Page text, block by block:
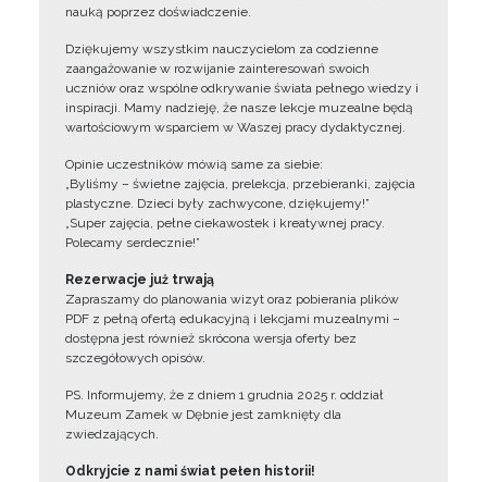
nauką poprzez doświadczenie.
Dziękujemy wszystkim nauczycielom za codzienne
zaangażowanie w rozwijanie zainteresowań swoich
uczniów oraz wspólne odkrywanie świata pełnego wiedzy i
inspiracji. Mamy nadzieję, że nasze lekcje muzealne będą
wartościowym wsparciem w Waszej pracy dydaktycznej.
Opinie uczestników mówią same za siebie:
„Byliśmy – świetne zajęcia, prelekcja, przebieranki, zajęcia
plastyczne. Dzieci były zachwycone, dziękujemy!”
„Super zajęcia, pełne ciekawostek i kreatywnej pracy.
Polecamy serdecznie!”
Rezerwacje już trwają
Zapraszamy do planowania wizyt oraz pobierania plików
PDF z pełną ofertą edukacyjną i lekcjami muzealnymi –
dostępna jest również skrócona wersja oferty bez
szczegółowych opisów.
PS. Informujemy, że z dniem 1 grudnia 2025 r. oddział
Muzeum Zamek w Dębnie jest zamknięty dla
zwiedzających.
Odkryjcie z nami świat pełen historii!